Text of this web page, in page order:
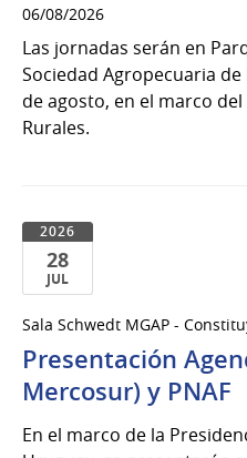
06/08/2026
Las jornadas serán en
Sociedad Agropecuaria de
de agosto, en el marco
Rurales.
2026
28
JUL
de
Jul
del
Sala Schwedt MGAP -
Presentación
Mercosur) y PNAF
En el marco de la